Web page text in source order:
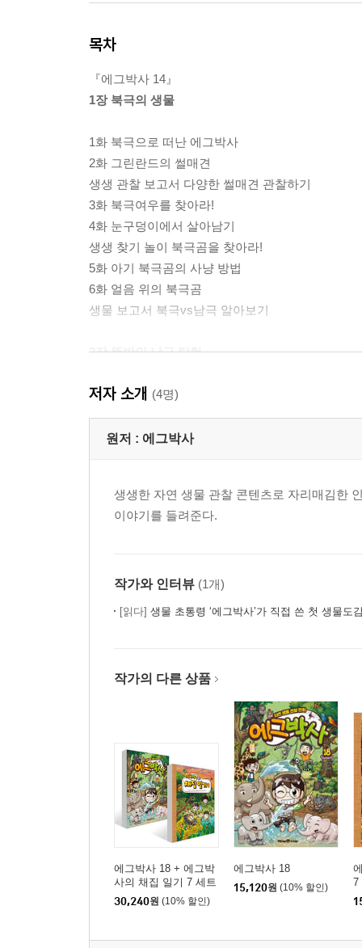
목차
『에그박사 14』
1장 북극의 생물
1화 북극으로 떠난 에그박사
2화 그린란드의 썰매견
생생 관찰 보고서 다양한 썰매견 관찰하기
3화 북극여우를 찾아라!
4화 눈구덩이에서 살아남기
생생 찾기 놀이 북극곰을 찾아라!
5화 아기 북극곰의 사냥 방법
6화 얼음 위의 북극곰
생물 보고서 북극vs남극 알아보기
2장 뜻밖의 남극 탐험
7화 크릴새우의 인생
8화 남극으로 가는 길
이름 찾기 놀이 펭귄의 자기소개서
다른 그림 찾기 천진난만한 아기 펭귄
11화 펭귄들의 우정
에그박사 영상 제작 일기 ①②
1장 딱딱한 갑옷을 입은 갑각류와의 만남!
1화 비 내리는 밤, 버려진 가재
2화 가재의 정체
생생 사진첩 한국 토종 가재와 외래종 가재를 알아
3화 특수 청소부대, 쥐며느리 군단
4화 가자! 에그박사 사무실로!
생생 도감 대형 갑각류 따라그리기
6화 꿈속에 나타난 고대 갑각류
생생 찾기 놀이 숨은 쥐며느리를 찾아라!
2장 갯벌에서 갑각류를 찾아라!
저자 소개 (4명)
원저 : 에그박사
생생한 자연 생물 관찰 콘텐츠로 자리매김한
이야기를 들려준다.
작가와 인터뷰 (1개)
[읽다] 생물 초통령 ‘에그박사’가 직접 쓴 첫 생물도
작가의 다른 상품
에그박사 18 + 에그박
사의 채집 일기 7 세트
30,240원 (10% 할인)
에그박사 18
15,120원 (10% 할인)
7